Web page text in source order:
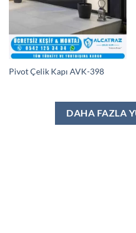
Pivot Çelik Kapı AVK-398
DAHA FAZLA